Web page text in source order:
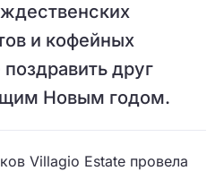
и кофейных
друг
Новым годом.
Villagio Estate провела